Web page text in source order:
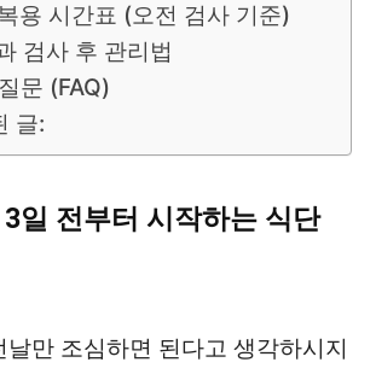
용 시간표 (오전 검사 기준)
검사 후 관리법
문 (FAQ)
글:
일 전부터 시작하는 식단
날만 조심하면 된다고 생각하시지